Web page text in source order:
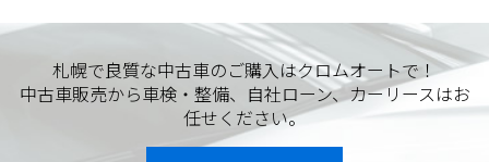
札幌で良質な中古車のご購入はクロムオートで！
中古車販売から車検・整備、自社ローン、カーリースはお
任せください。